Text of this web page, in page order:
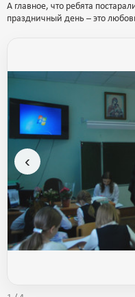
А главное, что ребята
праздничный день – это
‹